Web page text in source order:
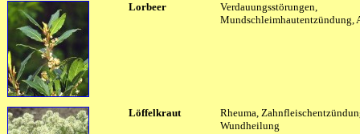
Lorbeer
Verdauungsstörungen,
Mundschleimhautentzündung,
Löffelkraut
Rheuma,
Wundheilung